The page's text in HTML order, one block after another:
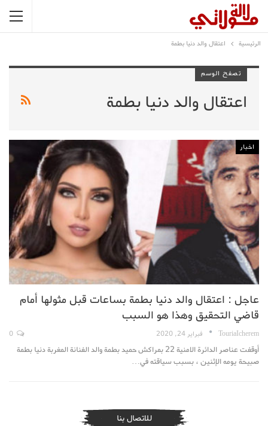
الرئيسية اعتقال والد دنيا بطمة
تصفح الوسم
اعتقال والد دنيا بطمة
اخبار
عاجل : اعتقال والد دنيا بطمة بساعات قبل مثولها أمام
قاضي التحقيق وهذا هو السبب
TouriaIcherem فبراير 24, 2020
أوقفت عناصر الدائرة الامنية 22 بمراكش حميد بطمة والد الفنانة المغربة دنيا بطمة
صبيحة يومه الإثنين ، بسبب سياقته في…
للاتصال بنا